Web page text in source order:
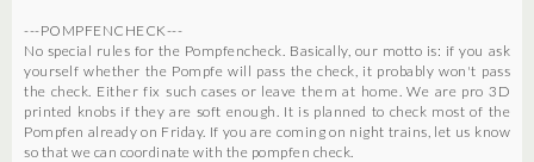
---POMPFENCHECK---
No special rules for the Pompfencheck. Basically, our motto is: if you ask
yourself whether the Pompfe will pass the check, it probably won't pass
the check. Either fix such cases or leave them at home. We are pro 3D
printed knobs if they are soft enough. It is planned to check most of the
Pompfen already on Friday. If you are coming on night trains, let us know
so that we can coordinate with the pompfen check.